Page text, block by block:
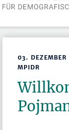
03.
MPIDR